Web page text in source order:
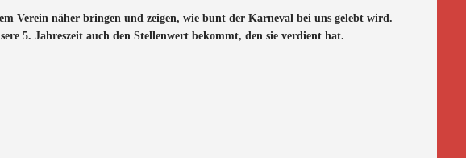
Verein näher bringen und zeigen, wie bunt der Karneval bei uns gelebt wird.
5. Jahreszeit auch den Stellenwert bekommt, den sie verdient hat.